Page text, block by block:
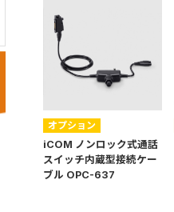
オプション
iCOM ノンロック式通話
スイッチ内蔵型接続ケー
ブル OPC-637